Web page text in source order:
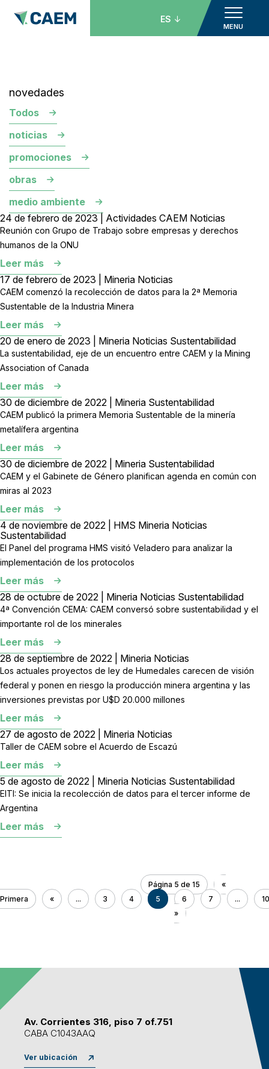
MENU
ES
novedades
Todos
noticias
promociones
obras
medio ambiente
24 de febrero de 2023 | Actividades CAEM Noticias
Reunión con Grupo de Trabajo sobre empresas y derechos
humanos de la ONU
Leer más
17 de febrero de 2023 | Mineria Noticias
CAEM comenzó la recolección de datos para la 2ª Memoria
Sustentable de la Industria Minera
Leer más
20 de enero de 2023 | Mineria Noticias Sustentabilidad
La sustentabilidad, eje de un encuentro entre CAEM y la Mining
Association of Canada
Leer más
30 de diciembre de 2022 | Mineria Sustentabilidad
CAEM publicó la primera Memoria Sustentable de la minería
metalífera argentina
Leer más
30 de diciembre de 2022 | Mineria Sustentabilidad
CAEM y el Gabinete de Género planifican agenda en común con
miras al 2023
Leer más
4 de noviembre de 2022 | HMS Mineria Noticias
Sustentabilidad
El Panel del programa HMS visitó Veladero para analizar la
implementación de los protocolos
Leer más
28 de octubre de 2022 | Mineria Noticias Sustentabilidad
4ª Convención CEMA: CAEM conversó sobre sustentabilidad y el
importante rol de los minerales
Leer más
28 de septiembre de 2022 | Mineria Noticias
Los actuales proyectos de ley de Humedales carecen de visión
federal y ponen en riesgo la producción minera argentina y las
inversiones previstas por U$D 20.000 millones
Leer más
27 de agosto de 2022 | Mineria Noticias
Taller de CAEM sobre el Acuerdo de Escazú
Leer más
5 de agosto de 2022 | Mineria Noticias Sustentabilidad
EITI: Se inicia la recolección de datos para el tercer informe de
Argentina
Leer más
Página 5 de 15
«
Primera
« ... 3 4 5 6 7 ...
10
»
Av. Corrientes 316, piso 7 of.751
CABA C1043AAQ
Ver ubicación